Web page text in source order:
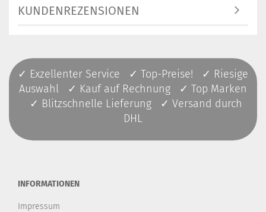
KUNDENREZENSIONEN
✓ Exzellenter Service ✓ Top-Preise! ✓ Riesige
Auswahl ✓ Kauf auf Rechnung ✓ Top Marken
✓ Blitzschnelle Lieferung ✓ Versand durch
DHL
INFORMATIONEN
Impressum